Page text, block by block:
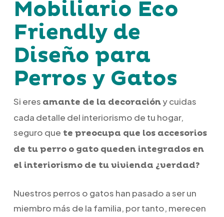
Mobiliario Eco
Friendly de
Diseño para
Perros y Gatos
Si eres amante de la decoracióny cuidas
cada detalle del interiorismo de tu hogar,
seguro que te preocupa que los accesorios
de tu perro o gato queden integrados en
el interiorismo de tu vivienda ¿verdad?
Nuestros perros o gatos han pasado a ser un
miembro más de la familia, por tanto, merecen